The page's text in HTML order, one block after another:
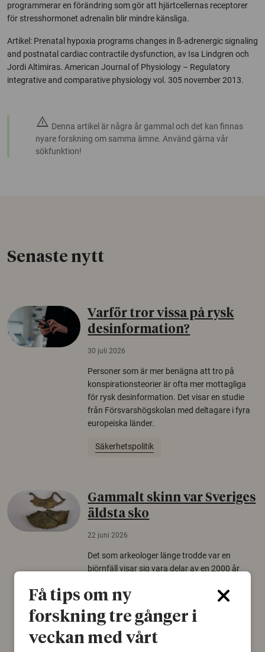
programmerar en förändring som gör att hjärtcellernas receptorer
för stresshormonet adrenalin blir mindre känsliga.
Artikel: Prenatal hypoxia programs changes in ß-adrenergic signaling
and postnatal cardiac contractile dysfunction, av Isa Lindgren och
Jordi Altimiras. American Journal of Physiology – Regulatory
integrative and comparative physiology vol. 305 november 2013.
warning Denna artikel är några år gammal och det kan finnas
nyare forskning om samma ämne. Använd gärna vår
sökfunktion!
Senaste nytt
Varför tror vissa på rysk
desinformation?
30 juli 2026
Personer som är mer benägna att tro på
konspirationsteorier är ofta mer mottagliga
för rysk desinformation. Det visar en studie
från Försvarshögskolan med deltagare i fyra
europeiska länder.
Säkerhetspolitik
Gammalt skinn var Sveriges
äldsta sko
22 juni 2026
Det som arkeologer länge trodde var en
björnfäll visar sig vara delar av en 2000 år
skomode och beskrivs som mycket ovanligt i
Arkeologi
Få tips om ny
forskning tre gånger i
veckan med vårt